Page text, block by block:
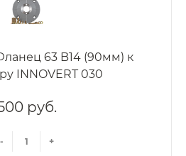
63 B14 (90мм) к
INNOVERT 030
руб.
- +